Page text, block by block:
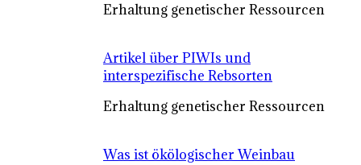
Erhaltung genetischer Ressourcen
Artikel über PIWIs und
interspezifische Rebsorten
Erhaltung genetischer Ressourcen
Was ist ökölogischer Weinbau